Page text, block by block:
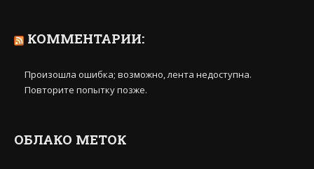
КОММЕНТАРИИ:
Произошла ошибка; возможно, лента недоступна.
Повторите попытку позже.
ОБЛАКО МЕТОК